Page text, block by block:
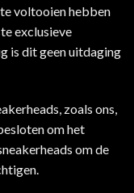
voltooien hebben
exclusieve
is dit geen uitdaging
zoals ons,
om het
om de